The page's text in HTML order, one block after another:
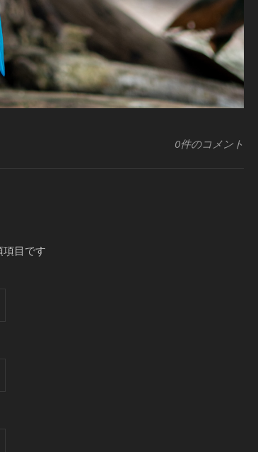
0件のコメント
項目です